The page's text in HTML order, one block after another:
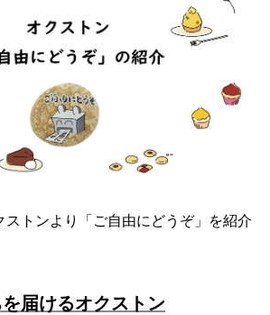
ストンより「ご自由にどうぞ」を紹介
届けるオクストン